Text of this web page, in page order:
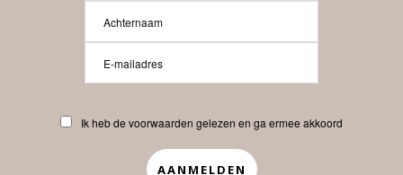
Beauty-Pro.nl
Abonneren Contact
Ik heb de voorwaarden gelezen en ga ermee akkoord